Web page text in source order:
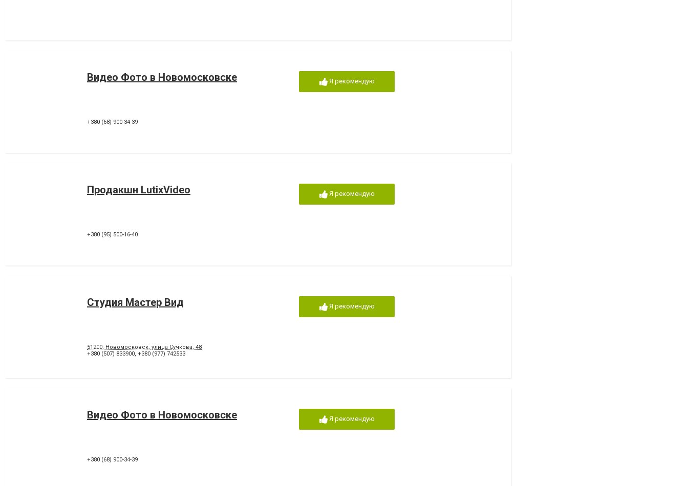
Видео Фото в Новомосковске
+380 (68) 900-34-39
Я рекомендую
Продакшн LutixVideo
+380 (95) 500-16-40
Я рекомендую
Студия Мастер Вид
51200, Новомосковск, улица Сучкова, 48
+380 (507) 833900, +380 (977) 742533
Я рекомендую
Видео Фото в Новомосковске
+380 (68) 900-34-39
Я рекомендую